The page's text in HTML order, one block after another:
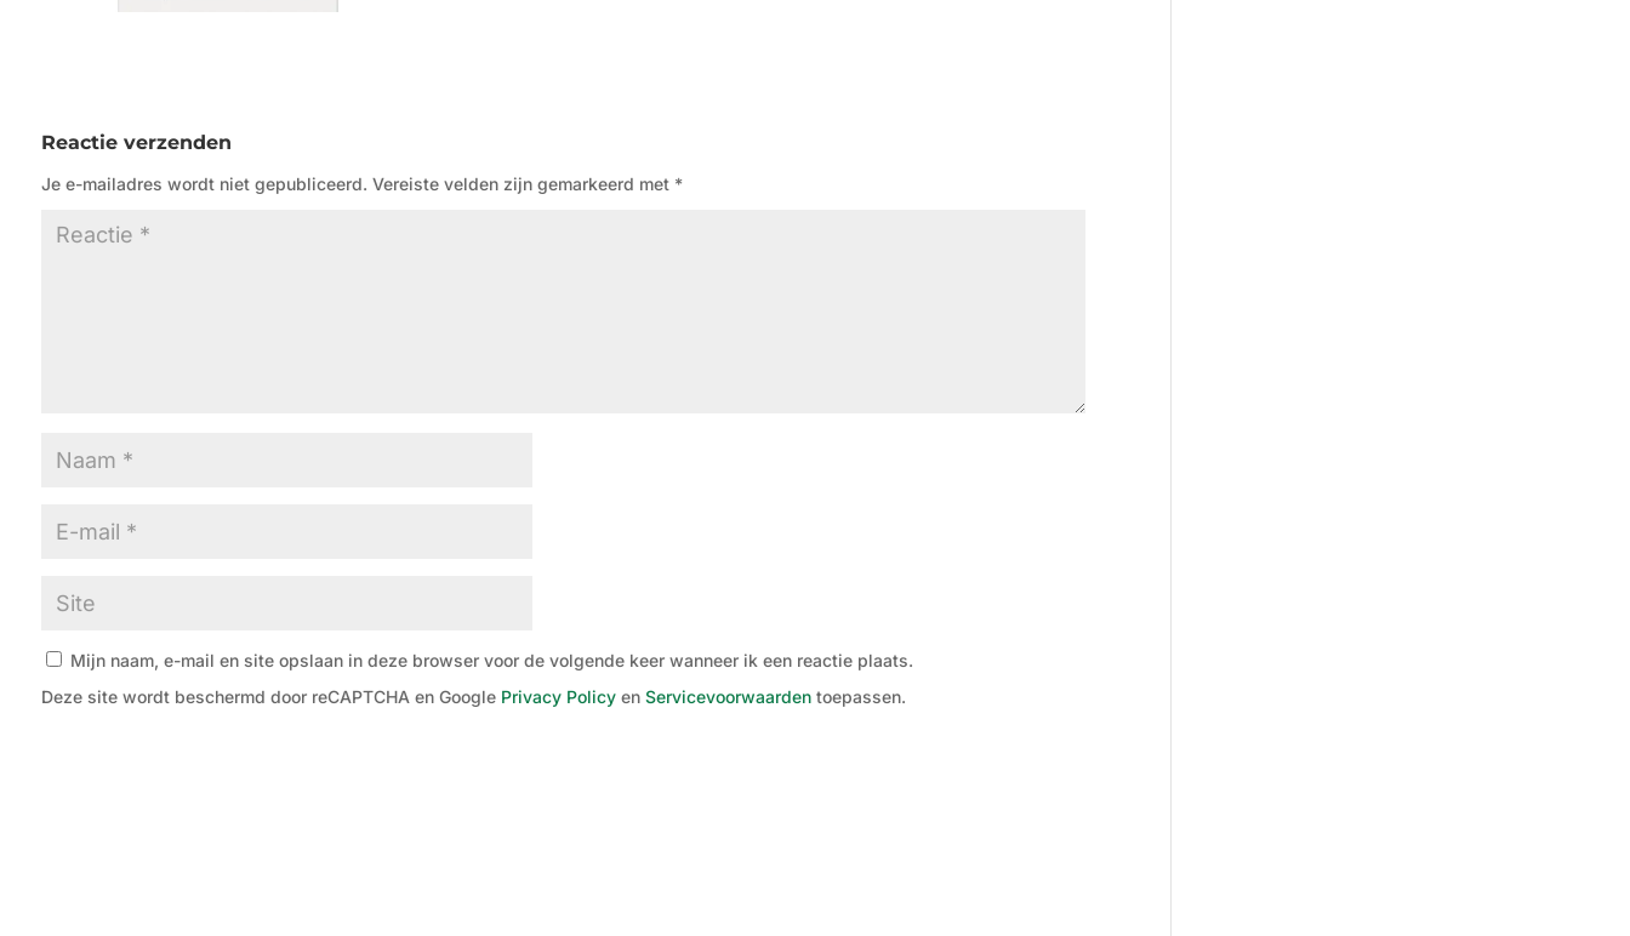
Reactie verzenden
Je e-mailadres wordt niet gepubliceerd. Vereiste velden zijn gemarkeerd met *
Mijn naam, e-mail en site opslaan in deze browser voor de volgende keer wanneer ik een reactie plaats.
Deze site wordt beschermd door reCAPTCHA en Google Privacy Policyen Servicevoorwaardentoepassen.